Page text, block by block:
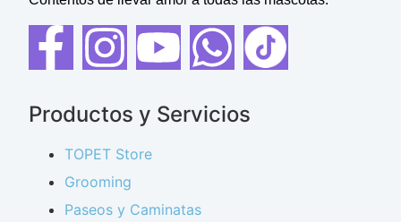
Productos y Servicios
TOPET Store
Grooming
Paseos y Caminatas